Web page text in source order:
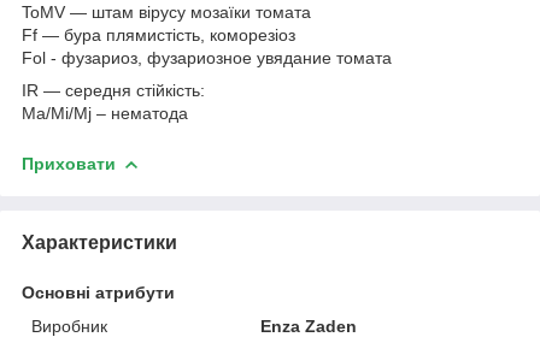
ToMV — штам вірусу мозаїки томата
Ff — бура плямистість, коморезіоз
Fol - фузариоз, фузариозное увядание томата
IR — середня стійкість:
Ma/Mi/Mj – нематода
Приховати
Характеристики
Основні атрибути
Виробник
Enza Zaden